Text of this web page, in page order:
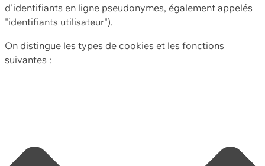
d'identifiants en ligne pseudonymes, également appelés
"identifiants utilisateur").
On distingue les types de cookies et les fonctions
suivantes :